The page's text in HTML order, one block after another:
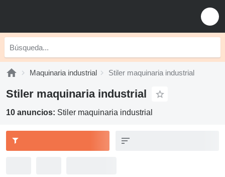
Maquinaria industrial Stiler maquinaria industrial
Stiler maquinaria industrial
10 anuncios: Stiler maquinaria industrial